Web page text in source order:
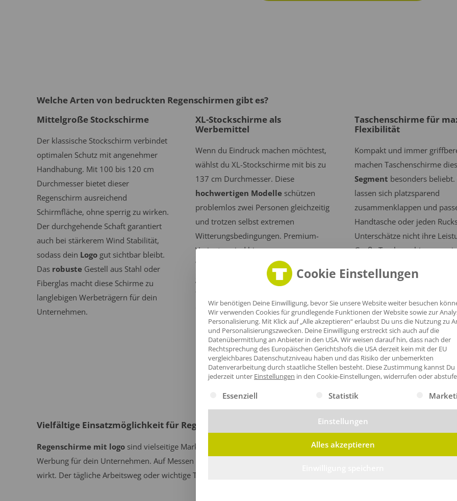
Welche Arten von bedruckten Regenschirmen gibt es?
Mittelgroße Stockschirme
Der klassische Stockschirm verbindet
optimalen Schutz mit angenehmer
Handhabung. Mit 100 bis 120 cm
Durchmesser bietet dieser
Regenschirm ausreichend
Schirmfläche, ohne sperrig zu wirken.
Der durchgehende Schaft garantiert
auch bei stärkerem Wind Stabilität,
sodass dein Logo gut sichtbar bleibt.
Das robuste Gestell aus Stahl oder
Fiberglas macht diese Schirme zu
langlebigen Werbeträgern für dein
Unternehmen.
XL-Stockschirme als
Werbemittel
Wenn du Eindruck machen möchtest,
wählst du XL-Stockschirme mit bis zu
137 cm Durchmesser. Diese
hochwertigen Modelle schützen
problemlos zwei Personen gleichzeitig
und trotzen selbst extremen
Witterungsbedingungen. Premium-
Varianten sind bis zu
Windgeschwindigkeiten von 120 km/h
getestet. Sie eignen sich hervorragend
für repräsentative Anlässe, bei denen
du deine Marke großflächig
präsentieren und Geschäftspartner
begleiten möchtest.
Taschenschirme für
Flexibilität
Kompakt und immer
machen Taschenschirme
Segment besonders beliebt.
lassen sich platzsparend
zusammenklappen und
Handtasche oder jeden
Unterschätze nicht ihre
Große Taschenschirme
und schützen zuverlässig zwei
Modelle wiegen nur 95
Hochwertige Materialien wie
Aluminium und Fiberglas
gewährleisten auch bei diesen
kompakten
nötige Stabilität.
Vielfältige Einsatzmöglichkeit für Regenschirme mit Logo
Regenschirme mit logo sind vielseitige Markenbotschafter im Geschäftsalltag. Außendienstmitarbeiter bleiben bei
Werbung für dein Unternehmen. Auf Messen und bei Outdoor Promotions werden
zur
wirkt. Der tägliche Arbeitsweg oder wichtige Termine mit Geschäftspartnern: Überall hinterlässt dein Logo einen
Cookie Einstellungen
Wir benötigen Deine Einwilligung, bevor Sie unsere Website weiter besuchen
Wir verwenden Cookies für grundlegende Funktionen der Website sowie zur
Personalisierung. Mit Klick auf „Alle akzeptieren“ erlaubst Du uns die Nutzung zu
und Personalisierungszwecken. Deine Einwilligung erstreckt sich auch auf die
Datenübermittlung an Anbieter in den USA. Wir weisen darauf hin, dass nach der
Rechtsprechung des Europäischen Gerichtshofs die USA derzeit kein mit der EU
vergleichbares Datenschutzniveau haben und das Risiko der unbemerkten
Datenverarbeitung durch staatliche Stellen besteht. Diese Zustimmung kannst Du
jederzeit unter Einstellungen in den Cookie-Einstellungen, widerrufen oder
Es folgt eine Liste der Service-Gruppen, für die eine Einwilligung
Essenziell Statistik
Einstellungen
Alles akzeptieren